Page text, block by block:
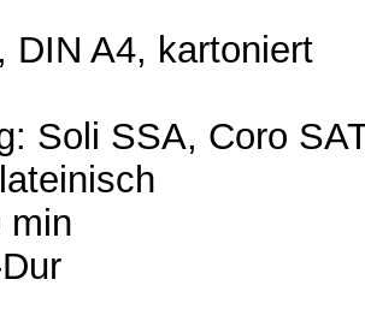
DIN A4, kartoniert
Soli SSA, Coro
min